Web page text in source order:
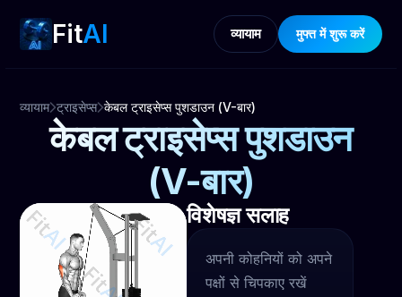
FitAI व्यायाम मुफ्त में शुरू करें
व्यायाम ट्राइसेप्स केबल ट्राइसेप्स पुशडाउन (V-बार)
केबल ट्राइसेप्स पुशडाउन
(V-बार)
विशेषज्ञ सलाह
अपनी कोहनियों को अपने
पक्षों से चिपकाए रखें